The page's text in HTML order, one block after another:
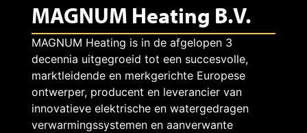
MAGNUM Heating B.V.
MAGNUM Heating is in de afgelopen 3
decennia uitgegroeid tot een succesvolle,
marktleidende en merkgerichte Europese
ontwerper, producent en leverancier van
innovatieve elektrische en watergedragen
verwarmingssystemen en aanverwante